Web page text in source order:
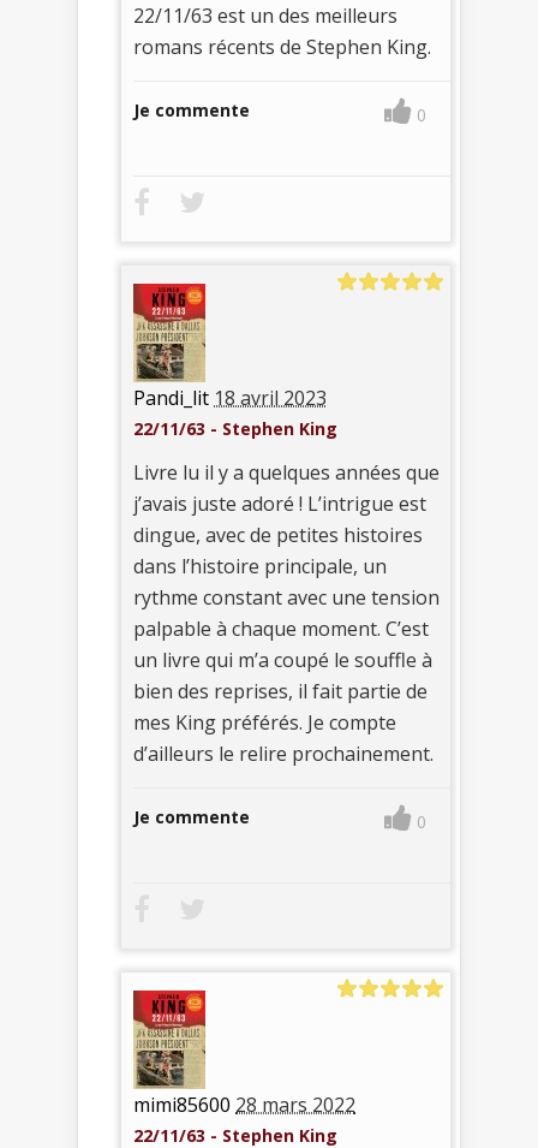
22/11/63 est un des meilleurs
romans récents de Stephen King.
Je commente 0
Pandi_lit 18 avril 2023
22/11/63 - Stephen King
Livre lu il y a quelques années que
j’avais juste adoré ! L’intrigue est
dingue, avec de petites histoires
dans l’histoire principale, un
rythme constant avec une tension
palpable à chaque moment. C’est
un livre qui m’a coupé le souffle à
bien des reprises, il fait partie de
mes King préférés. Je compte
d’ailleurs le relire prochainement.
Je commente 0
mimi85600 28 mars 2022
22/11/63 - Stephen King